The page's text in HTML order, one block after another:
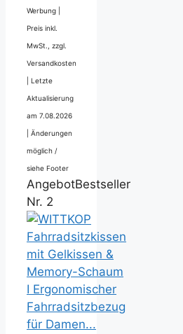
Werbung |
Preis inkl.
MwSt., zzgl.
Versandkosten
Letzte
Aktualisierung
am 7.08.2026
Änderungen
möglich /
siehe Footer
AngebotBestseller
Nr. 2